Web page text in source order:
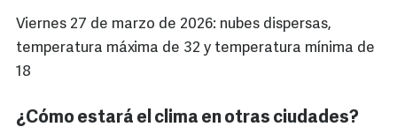
Viernes 27 de marzo de 2026: nubes dispersas,
temperatura máxima de 32 y temperatura mínima de
18
¿Cómo estará el clima en otras ciudades?